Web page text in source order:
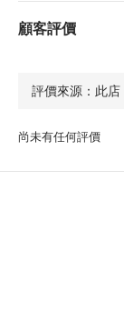
顧客評價
尚未有任何評價